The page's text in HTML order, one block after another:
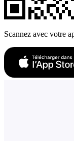
Scannez avec votre